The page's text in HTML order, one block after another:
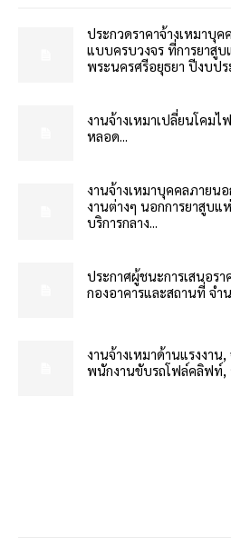
ประกวดราคาจ้างเหมาบุ
แบบครบวงจร ที่การยาสูบ
พระนครศรีอยุธยา ปีงบปร
งานจ้างเหมาเปลี่ยนโคมไ
หลอด...
งานจ้างเหมาบุคคลภายน
งานต่างๆ นอกการยาสูบแ
บริการกลาง...
ประกาศผู้ชนะการเสนอรา
กองอาคารและสถานที่ จำ
งานจ้างเหมาด้านแรงงาน
พนักงานขับรถโฟล์คลิฟท์,